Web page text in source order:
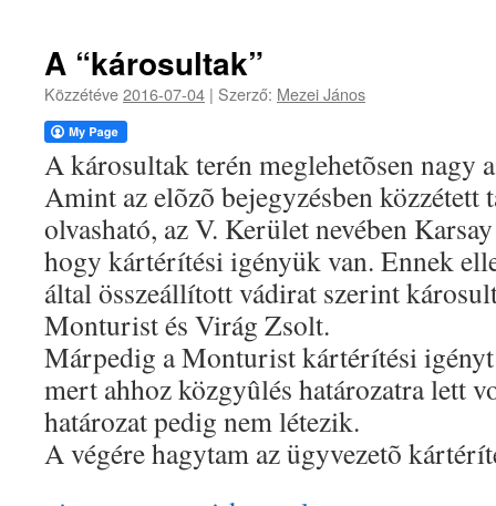
A “károsultak”
Közzétéve2016-07-04 | Szerző: Mezei János
A károsultak terén meglehetõsen nagy
Amint az elõzõ bejegyzésben közzétett
olvasható, az V. Kerület nevében
hogy kártérítési igényük van. Ennek
által összeállított vádirat szerint
Monturist és Virág Zsolt.
Márpedig a Monturist kártérítési
mert ahhoz közgyûlés határozatra lett
határozat pedig nem létezik.
A végére hagytam az ügyvezetõ